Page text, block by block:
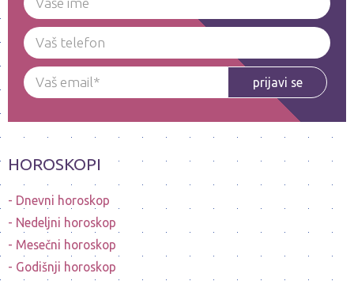
prijavi se
HOROSKOPI
Dnevni horoskop
Nedeljni horoskop
Mesečni horoskop
Godišnji horoskop